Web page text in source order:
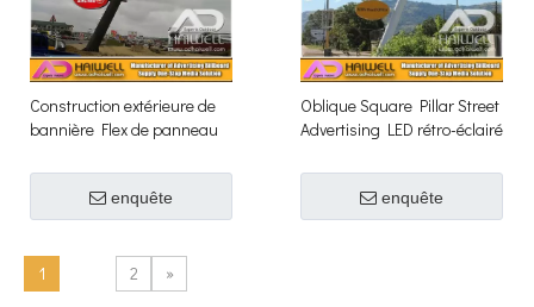
Construction extérieure de
bannière Flex de panneau
à vendre
enquête
Oblique Square Pillar Street
Advertising LED rétro-éclairé
enquête
1 2 »